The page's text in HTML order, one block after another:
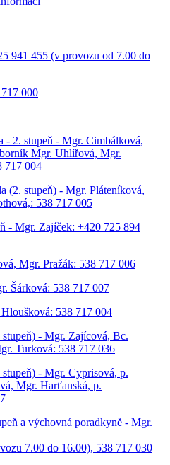
941 455 (v provozu od 7.00 do
000
- 2. stupeň - Mgr. Cimbálková,
Mgr. Uhlířová, Mgr.
717 004
(2. stupeň) - Mgr. Pláteníková,
538 717 005
- Mgr. Zajíček: +420 725 894
Mgr. Pražák: 538 717 006
Šárková: 538 717 007
538 717 004
- Mgr. Zajícová, Bc.
Turková: 538 717 036
- Mgr. Cyprisová, p.
Mgr. Harťanská, p.
a výchovná poradkyně - Mgr.
7.00 do 16.00), 538 717 030